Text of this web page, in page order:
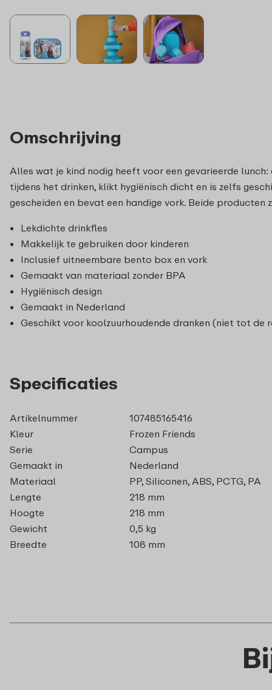
Omschrijving
Alles wat je kind nodig heeft voor een gevarieerde
tijdens het drinken, klikt hygiënisch dicht en is zelfs
gescheiden en bevat een handige vork. Beide
Lekdichte drinkfles
Makkelijk te gebruiken door kinderen
Inclusief uitneembare bento box en vork
Gemaakt van materiaal zonder BPA
Hygiënisch design
Gemaakt in Nederland
Geschikt voor koolzuurhoudende dranken (niet tot de
Specificaties
Artikelnummer
107485165416
Kleur
Frozen Friends
Serie
Campus
Gemaakt in
Nederland
Materiaal
PP, Siliconen, ABS, PCTG, PA
Lengte
218 mm
Hoogte
218 mm
Gewicht
0,5 kg
Breedte
108 mm